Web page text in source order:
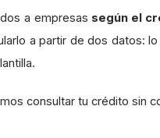
a empresas según el
a partir de dos datos:
consultar tu crédito sin